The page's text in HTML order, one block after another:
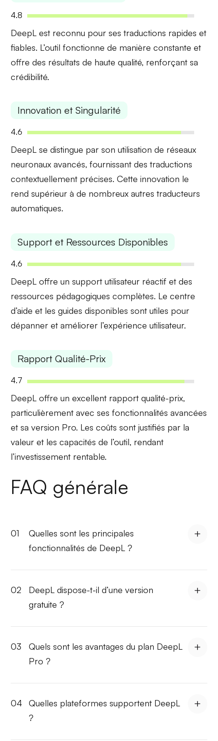
4.8
DeepL est reconnu pour sestraductions rapides et
fiables. L’outil fonctionne de manière constante et
offre des résultats de haute qualité, renforçant sa
crédibilité.
Innovation et Singularité
4.6
DeepL se distingue par son utilisation de réseaux
neuronaux avancés, fournissant des traductions
contextuellement précises. Cette innovation le
rend supérieur à de nombreux autres traducteurs
automatiques.
Support et Ressources Disponibles
4.6
DeepL offre unsupport utilisateur réactif et des
ressources pédagogiques complètes. Le centre
d’aide et les guides disponibles sont utiles pour
dépanner et améliorer l’expérience utilisateur.
Rapport Qualité-Prix
4.7
DeepL offre un excellent rapport qualité-prix,
particulièrement avec ses fonctionnalités avancées
et sa version Pro. Les coûts sont justifiés par la
valeur et les capacités de l’outil, rendant
l’investissement rentable.
FAQ générale
01
Quelles sont les principales
fonctionnalités de DeepL ?
02
DeepL dispose-t-il d’une version
gratuite ?
03
Quels sont les avantages du plan DeepL
Pro ?
04
Quelles plateformes supportent DeepL
?